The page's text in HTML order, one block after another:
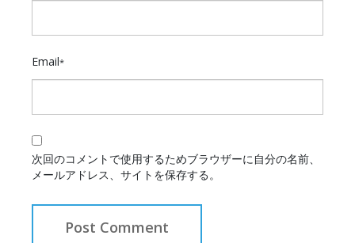
Email*
次回のコメントで使用するためブラウザーに自分の名前、
メールアドレス、サイトを保存する。